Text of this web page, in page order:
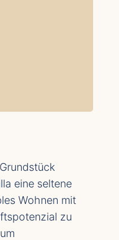
eine seltene
Wohnen mit
zu